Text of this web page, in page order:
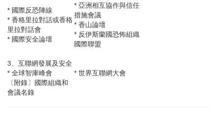
* 國際反恐陣線
* 香格里拉對話或香格
里拉對話會
* 國際安全論壇
* 亞洲相互協作與信任
措施會議
* 香山論壇
* 反伊斯蘭國恐怖組織
國際聯盟
3、互聯網發展及安全
* 全球智庫峰會
〔附錄〕國際組織和
會議名錄
* 世界互聯網大會